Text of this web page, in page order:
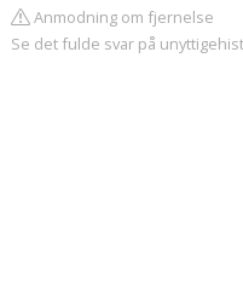
Anmodning om fjernelse
Se det fulde svar på